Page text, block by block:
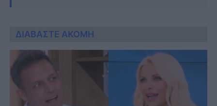
ΔΙΑΒΑΣΤΕ ΑΚΟΜΗ